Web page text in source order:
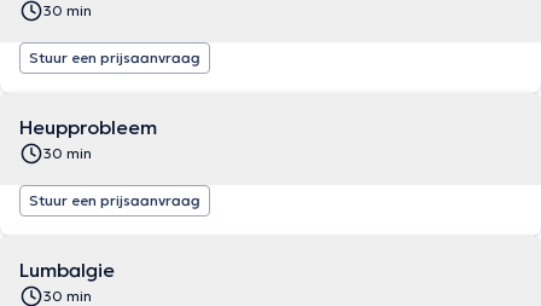
30 min
Stuur een prijsaanvraag
Heupprobleem
30 min
Stuur een prijsaanvraag
Lumbalgie
30 min